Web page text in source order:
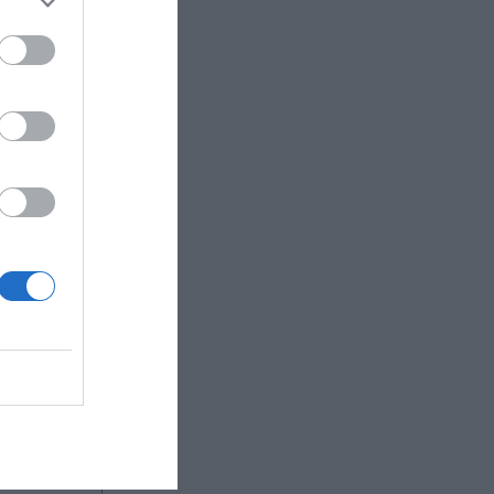
su sede
de
gran
ya le
de
de
AHORA